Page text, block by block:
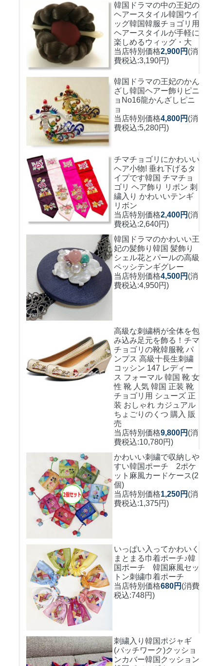
韓国ドラマの中の王妃の
ヘアースタイル韓国ウイ
ッグ韓国韓服チョゴリ用
ヘアースタイルが手軽に
楽しめるウィッグ・大
当店特別価格2,900円 (消
費税込:3,190円)
韓国ドラマの王妃のかん
ざし韓国ヘアー飾りピニ
ョNo16龍かんざしピニ
ョ
当店特別価格4,800円 (消
費税込:5,280円)
チマチョゴリにかわいい
ヘア小物! 垂れ下げるタ
イプです韓国 チマチョ
ゴリ ヘア飾り リボン 刺
繍入り かわいいテンギ
リボン
当店特別価格2,400円 (消
費税込:2,640円)
韓国ドラマのかわいい王
妃の髪飾り 韓国 髪飾り
シェル花とパールの高級
ペッシテンギグレー
当店特別価格4,500円 (消
費税込:4,950円)
高級な刺繍柄が全体を包
み込み足元を飾る！ チマ
チョゴリの靴韓服靴 パ
ンプス 高級十長生刺繍
コッシン 147 レディー
ス フォーマル 韓国 靴 女
性 靴 人気 韓国 正装 靴
チョゴリ用 シューズ 正
装 おしゃれ カジュアル
ちょごりのくつ 購入 販
売
当店特別価格9,800円 (消
費税込:10,780円)
かわいい刺繍で収納しや
すい韓国ポーチ 2ポケ
ット麻風カードケース(2
個)
当店特別価格1,250円 (消
費税込:1,375円)
いっぱい入ってかわいく
まとまる巾着ポーチ♪韓
国ポーチ 韓国麻風セッ
トン刺繍巾着ポーチ
当店特別価格680円 (消費
税込:748円)
刺繍入り韓国ポジャギ
(パッチワーク)クッショ
ンカバー韓国クッション